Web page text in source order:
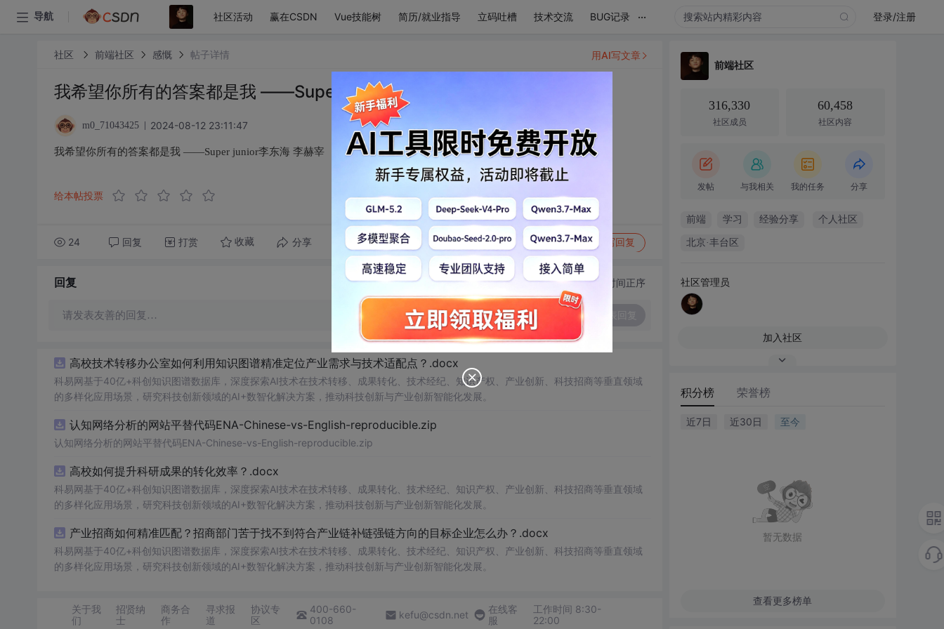
导航 社区活动 赢在CSDN Vue技能树 简历/就业指导 立码吐槽 技术交流 BUG记录 ... 登录/注册
社区 前端社区 感慨 帖子详情
我希望你所有的答案都是我 ——Super junior李东海 李赫宰
m0_71043425 2024-08-12 23:11:47
我希望你所有的答案都是我 ——Super junior李东海 李赫宰
给本帖投票
24 回复 打赏 收藏 分享 转发到动态 举报 写回复
用AI写文章
回复 切换为时间正序
请发表友善的回复…
高校技术转移办公室如何利用知识图谱精准定位产业需求与技术适配点？.docx
科易网基于40亿+科创知识图谱数据库，深度探索AI技术在技术转移、成果转化、技术经纪、知识产权、产业创新、科技招商等垂直领域
的多样化应用场景，研究科技创新领域的AI+数智化解决方案，推动科技创新与产业创新智能化发展。
认知网络分析的网站平替代码ENA-Chinese-vs-English-reproducible.zip
认知网络分析的网站平替代码ENA-Chinese-vs-English-reproducible.zip
高校如何提升科研成果的转化效率？.docx
科易网基于40亿+科创知识图谱数据库，深度探索AI技术在技术转移、成果转化、技术经纪、知识产权、产业创新、科技招商等垂直领域
的多样化应用场景，研究科技创新领域的AI+数智化解决方案，推动科技创新与产业创新智能化发展。
产业招商如何精准匹配？招商部门苦于找不到符合产业链补链强链方向的目标企业怎么办？.docx
科易网基于40亿+科创知识图谱数据库，深度探索AI技术在技术转移、成果转化、技术经纪、知识产权、产业创新、科技招商等垂直领域
的多样化应用场景，研究科技创新领域的AI+数智化解决方案，推动科技创新与产业创新智能化发展。
关于我
们
招贤纳
士
商务合
作
寻求报
道
协议专
区
400-660-
0108
kefu@csdn.net
在线客
服
工作时间 8:30-
22:00
前端社区
316,330
社区成员
60,458
社区内容
发帖 与我相关 我的任务 分享
前端 学习 经验分享 个人社区
北京·丰台区
社区管理员
加入社区
积分榜 荣誉榜
近7日 近30日 至今
暂无数据
查看更多榜单